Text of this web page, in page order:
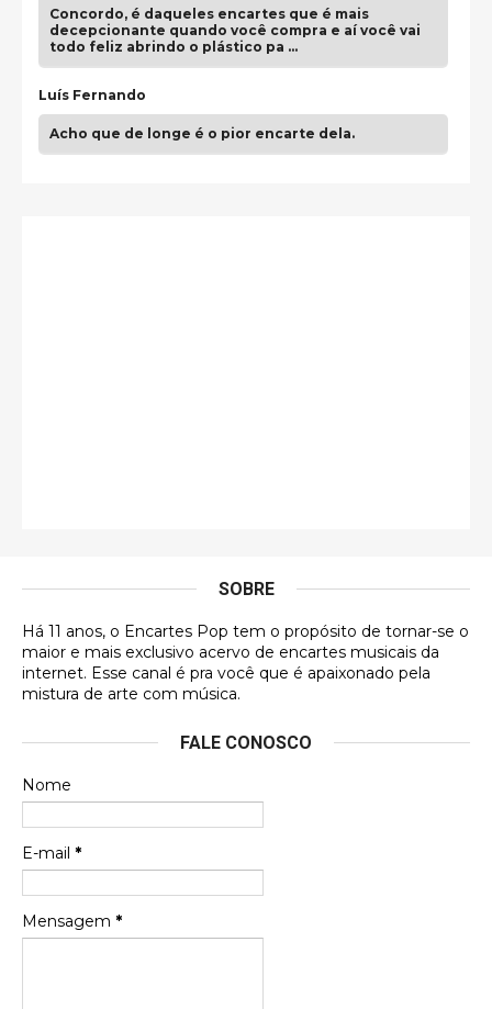
Concordo, é daqueles encartes que é mais
decepcionante quando você compra e aí você vai
todo feliz abrindo o plástico pa …
Luís Fernando
Acho que de longe é o pior encarte dela.
DVD MIDINHO
Francierton
futuras aquisições, e olhando o encarte aqui, me
Francierton
Espero que tenham sentido minha falta, informo
que estou de volta para trazer mais contribuições
SOBRE
Há 11 anos, o Encartes Pop tem o propósito de tornar-se o
maior e mais exclusivo acervo de encartes musicais da
internet. Esse canal é pra você que é apaixonado pela
mistura de arte com música.
FALE CONOSCO
Nome
E-mail *
Mensagem *